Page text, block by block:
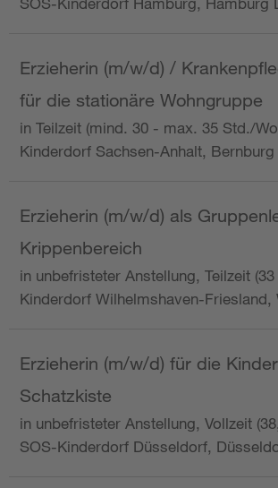
Erzieherin (m/w/d) /
für die stationäre Wohngruppe
in Teilzeit (mind. 30 - max. 35 Std./
Kinderdorf Sachsen-Anhalt, Bernburg
Erzieherin (m/w/d) als
Krippenbereich
in unbefristeter Anstellung, Teilzeit
Kinderdorf Wilhelmshaven-Friesland,
Erzieherin (m/w/d) für die
Schatzkiste
in unbefristeter Anstellung, Vollzeit
SOS-Kinderdorf Düsseldorf,